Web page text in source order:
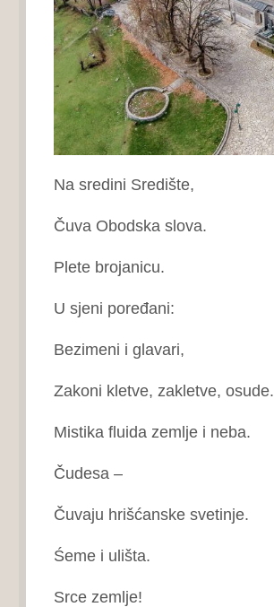
Na sredini Središte,
Čuva Obodska slova.
Plete brojanicu.
U sjeni poređani:
Bezimeni i glavari,
Zakoni kletve, zakletve, osude.
Mistika fluida zemlje i neba.
Čudesa –
Čuvaju hrišćanske svetinje.
Śeme i ulišta.
Srce zemlje!